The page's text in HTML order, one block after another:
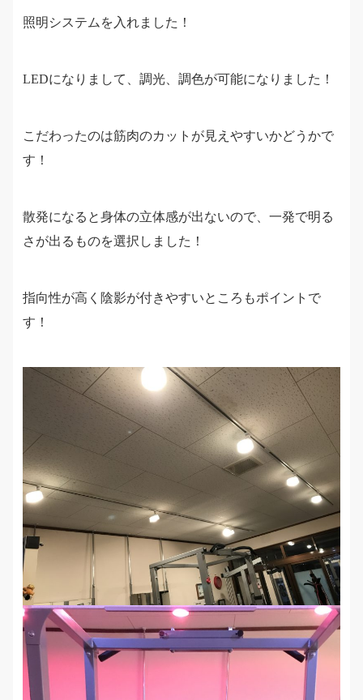
照明システムを入れました！
LEDになりまして、調光、調色が可能になりました！
こだわったのは筋肉のカットが見えやすいかどうかで
す！
散発になると身体の立体感が出ないので、一発で明る
さが出るものを選択しました！
指向性が高く陰影が付きやすいところもポイントで
す！